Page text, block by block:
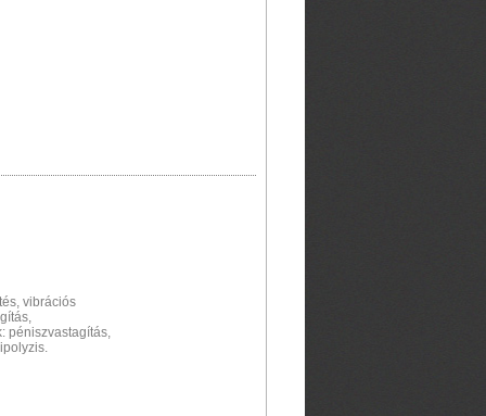
vibrációs
péniszvastagítás,